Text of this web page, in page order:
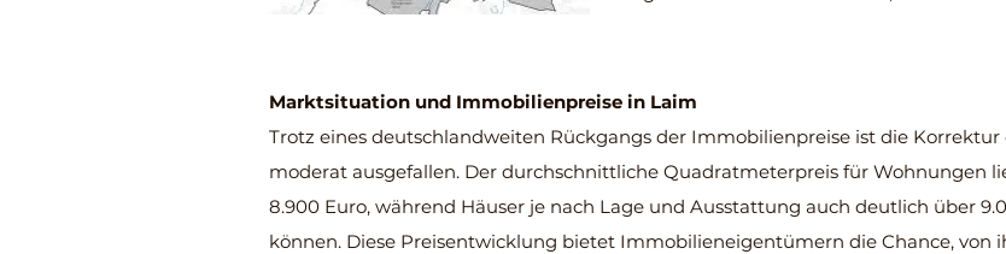
Marktsituation und Immobilienpreise in Laim
Trotz eines deutschlandweiten Rückgangs der Immobilienpreise ist die
moderat ausgefallen. Der durchschnittliche Quadratmeterpreis für Wohnungen
8.900 Euro, während Häuser je nach Lage und Ausstattung auch deutlich über
können. Diese Preisentwicklung bietet Immobilieneigentümern die Chance, von